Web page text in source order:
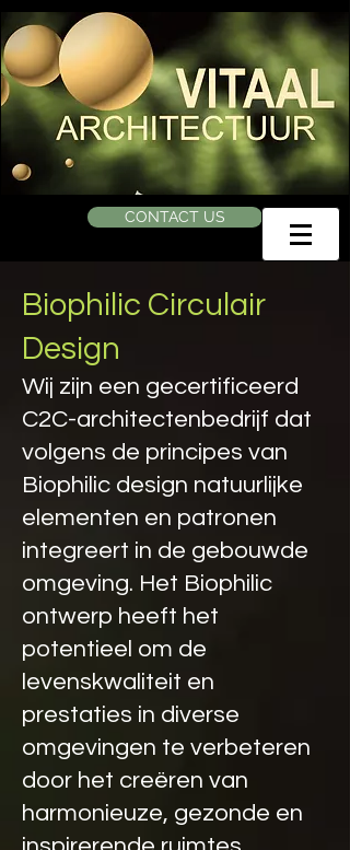
CONTACT US
Biophilic Circulair
Design
Wij zijn een gecertificeerd
C2C-architectenbedrijf dat
volgens de principes van
Biophilic design natuurlijke
elementen en patronen
integreert in de gebouwde
omgeving. Het Biophilic
ontwerp heeft het
potentieel om de
levenskwaliteit en
prestaties in diverse
omgevingen te verbeteren
door het creëren van
harmonieuze, gezonde en